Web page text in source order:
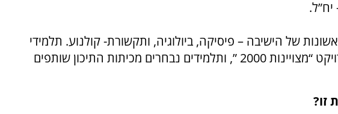
של הישיבה – פיסיקה, ביולוגיה, ותקשורת- קולנוע. תלמידי
החטיבה המצטיינים שותפים לפרויקט “מצויינות 2000 ”, ותלמידים נבחרים מכיתות התיכון שותפים
זו?